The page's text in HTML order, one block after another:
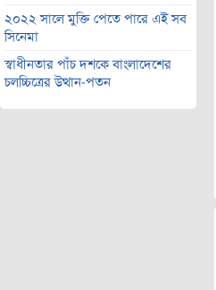
২০২২ সালে মুক্তি পেতে পারে এই সব
সিনেমা
স্বাধীনতার পাঁচ দশকে বাংলাদেশের
চলচ্চিত্রের উত্থান-পতন